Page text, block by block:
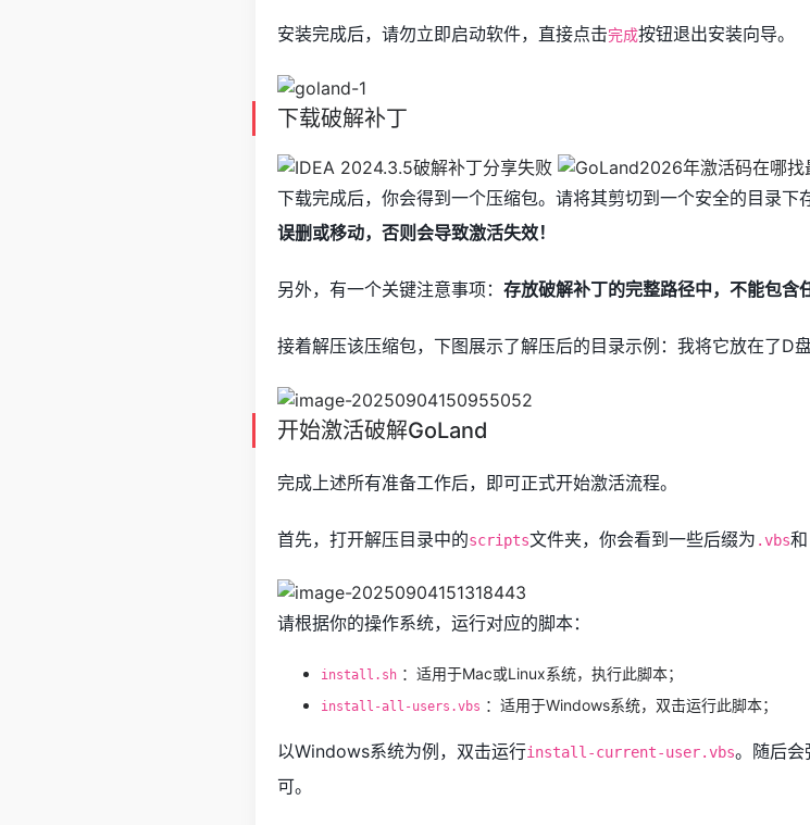
安装完成后，请勿立即启动软件，直接点击完成按钮退出安装向导。
下载破解补丁
下载完成后，你会得到一个压缩包。请将其剪切到一个安全的目录下
误删或移动，否则会导致激活失效！
另外，有一个关键注意事项： 存放破解补丁的完整路径中，不能包含
接着解压该压缩包，下图展示了解压后的目录示例：我将它放在了D
开始激活破解GoLand
完成上述所有准备工作后，即可正式开始激活流程。
首先，打开解压目录中的scripts文件夹，你会看到一些后缀为 .vbs和
请根据你的操作系统，运行对应的脚本：
install.sh ：适用于Mac或Linux系统，执行此脚本；
install-all-users.vbs ：适用于Windows系统，双击运行此脚本；
以Windows系统为例，双击运行install-current-user.vbs。随后会
可。